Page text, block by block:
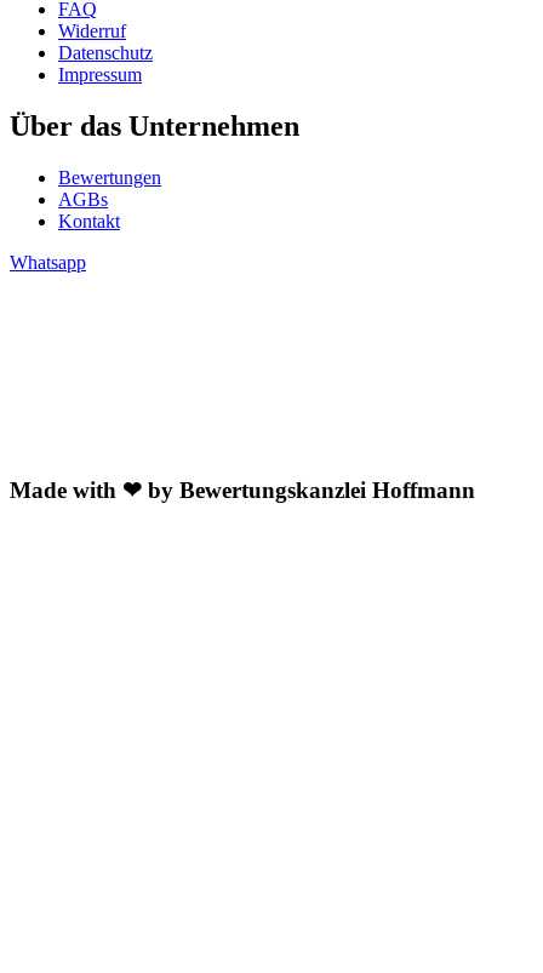
FAQ
Widerruf
Datenschutz
Impressum
Über das Unternehmen
Bewertungen
AGBs
Kontakt
Whatsapp
Made with ❤ by Bewertungskanzlei Hoffmann